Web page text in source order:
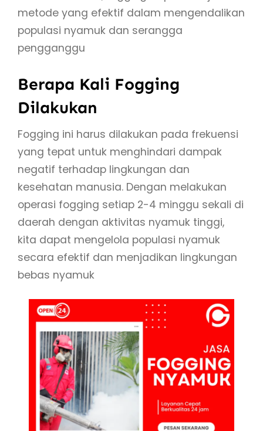
metode yang efektif dalam mengendalikan
populasi nyamuk dan serangga
pengganggu
Berapa Kali Fogging
Dilakukan
Fogging ini harus dilakukan pada frekuensi
yang tepat untuk menghindari dampak
negatif terhadap lingkungan dan
kesehatan manusia. Dengan melakukan
operasi fogging setiap 2-4 minggu sekali di
daerah dengan aktivitas nyamuk tinggi,
kita dapat mengelola populasi nyamuk
secara efektif dan menjadikan lingkungan
bebas nyamuk